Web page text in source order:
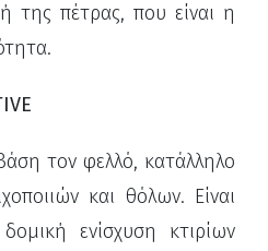
της πέτρας, που είναι η
τον φελλό, κατάλληλο
και θόλων. Είναι
ενίσχυση κτιρίων